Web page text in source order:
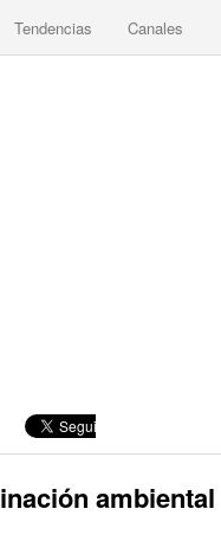
Tendencias Canales
ambiental